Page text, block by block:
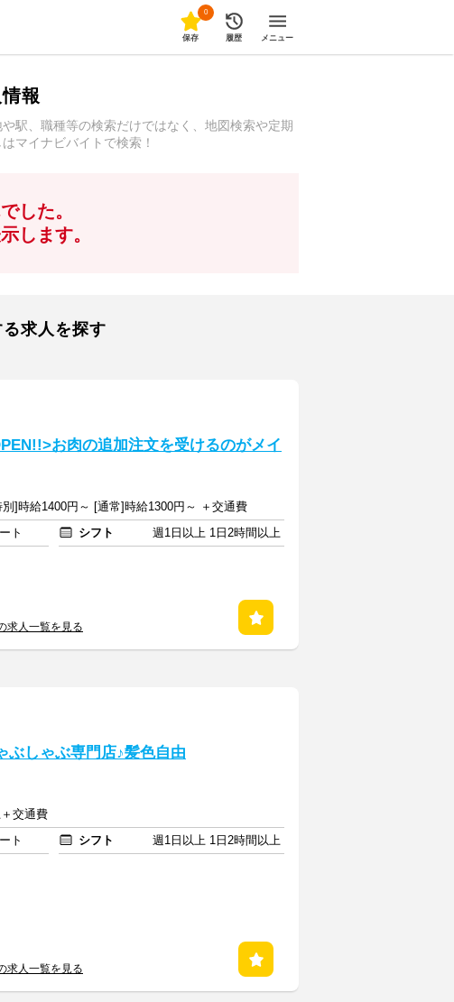
0
保存 履歴 メニュー
報
駅、職種等の検索だけではなく、地図検索や定期
マイナビバイトで検索！
した。
します。
求人を探す
お肉の追加注文を受けるのがメイ
]時給1400円～ [通常]時給1300円～ ＋交通費
ト シフト
週1日以上 1日2時間以上
求人一覧を見る
ぶしゃぶ専門店♪髪色自由
交通費
ト シフト
週1日以上 1日2時間以上
求人一覧を見る